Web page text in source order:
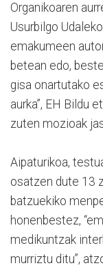
Organikoaren
Usurbilgo
emakumeen
betean edo,
gisa onartutako
aurka”, EH Bildu
zuten mozioak
Aipaturikoa,
osatzen dute 13
batzuekiko
honenbestez,
medikuntzak
murriztu ditu”,